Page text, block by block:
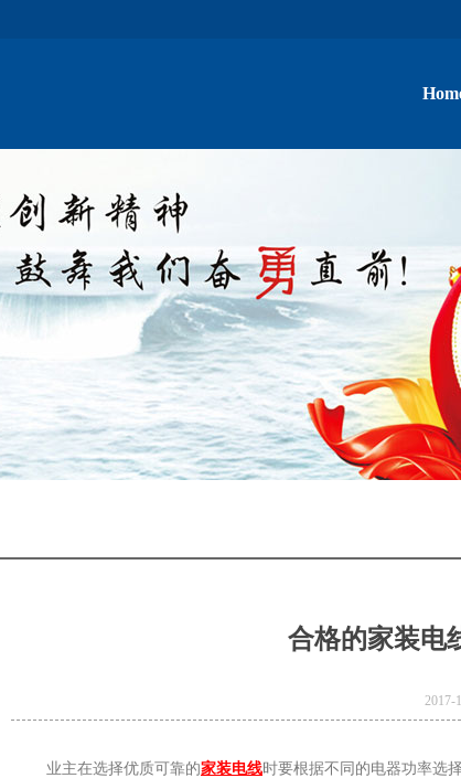
合格的家装电
2017-
业主在选择优质可靠的家装电线时要根据不同的电器功率选